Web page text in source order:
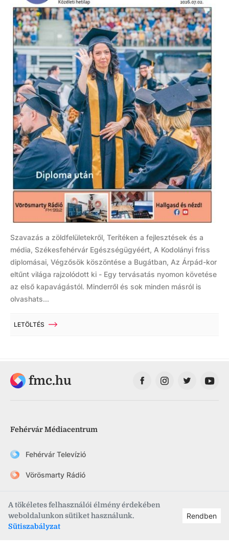
A tökéletes felhasználói élmény érdekében
weboldalunkon sütiket használunk.
Sütiszabályzat
Rendben
Szavazás a zöldfelületekről, Terítéken a fejlesztések és a
média, Székesfehérvár Egészségügyéért, A Kodolányi friss
diplomásai, Végzősök köszöntése a Bugátban, Az Árpád-kor
eltűnt világa rajzolódott ki - Egy tervásatás nyomon követése
az első kapavágástól. Minderről és sok minden másról is
olvashats...
LETÖLTÉS
fmc.hu
Fehérvár Médiacentrum
Fehérvár Televízió
Vörösmarty Rádió
szekesfehervar.hu